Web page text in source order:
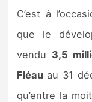
C’est à
que le
vendu 3,5
Fléau au 31
qu’entre la